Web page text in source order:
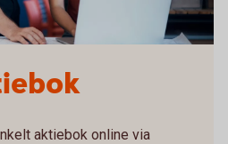
aktiebok online via